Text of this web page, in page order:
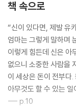
책 속으로
“신이 있다면, 제발
엄마는 그렇게 말하며
이렇게 힘든데 신은 아
없으니 소중한 사람을
이 세상은 돈이 전부다
아무것도 할 수 있는 일
--- p.10